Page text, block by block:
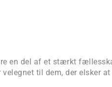
en del af et stærkt
til dem, der elsker